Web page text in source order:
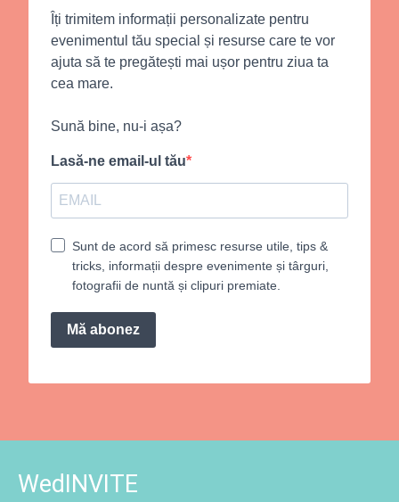
Îți trimitem informații personalizate pentru
evenimentul tău special și resurse care te vor
ajuta să te pregătești mai ușor pentru ziua ta
cea mare.
Sună bine, nu-i așa?
Lasă-ne email-ul tău
Sunt de acord să primesc resurse utile, tips &
tricks, informații despre evenimente și târguri,
fotografii de nuntă și clipuri premiate.
Mă abonez
WedINVITE